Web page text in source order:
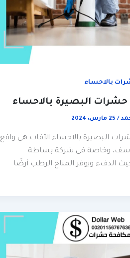
بالاحساء
البصيرة بالاحساء
/ 25 مارس، 2024
البصيرة بالاحساء الآفات هي واقع
وخاصة في شركة بساطة
الدفء ويوفر المناخ الرطب أرضًا